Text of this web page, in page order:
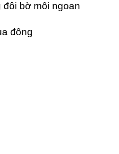
đôi bờ môi ngoan
đông